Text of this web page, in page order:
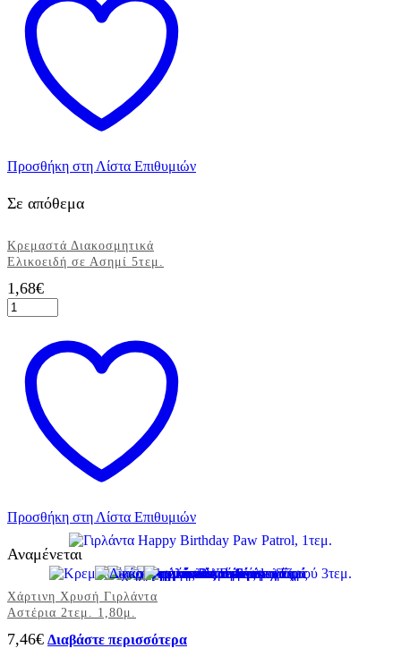
Προσθήκη στη Λίστα Επιθυμιών
Σε απόθεμα
Κρεμαστά Διακοσμητικά
Ελικοειδή σε Ασημί 5τεμ.
1,68€
Κρεμαστά
Διακοσμητικά
Ελικοειδή
Ασημί
5τεμ.
ποσότητα
Προσθήκη στη Λίστα Επιθυμιών
Αναμένεται
Χάρτινη Χρυσή Γιρλάντα
Αστέρια 2τεμ. 1,80μ.
7,46€ Διαβάστε περισσότερα